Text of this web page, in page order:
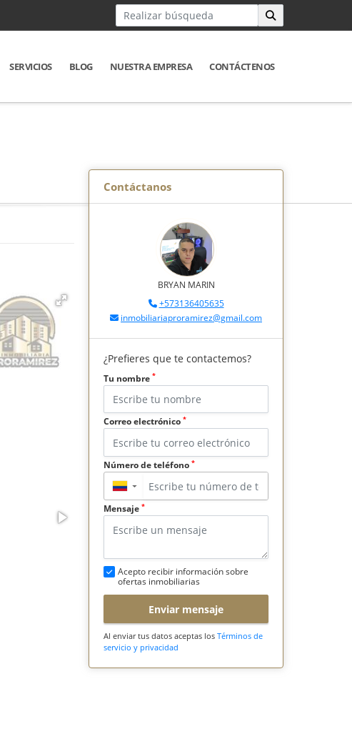
SERVICIOS BLOG NUESTRA EMPRESA CONTÁCTENOS
Contáctanos
BRYAN MARIN
+573136405635
inmobiliariaproramirez@gmail.com
¿Prefieres que te contactemos?
Tu nombre *
Correo electrónico *
Número de teléfono *
▼
Mensaje *
Acepto recibir información sobre
ofertas inmobiliarias
Enviar mensaje
Al enviar tus datos aceptas los Términos de
servicio y privacidad